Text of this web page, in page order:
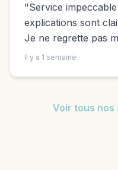
"Service
explications sont
Je ne regrette pas
Il y a 1 semaine
Voir tous nos